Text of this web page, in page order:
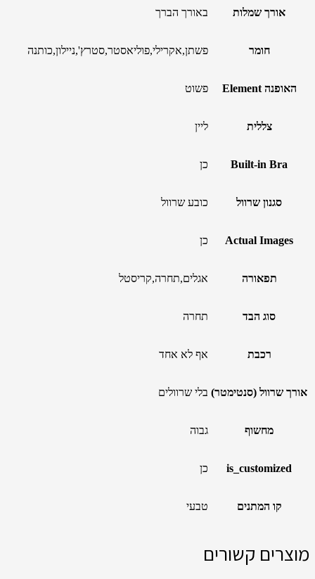
אורך שמלות באורך הברך
חומר פשתן,אקרילי,פוליאסטר,סטרץ',ניילון,כותנה
האופנה Element פשוט
צללית ליין
Built-in Bra כן
סגנון שרוול כובע שרוול
Actual Images כן
תפאורה אגלים,תחרה,קריסטל
סוג הבד תחרה
רכבת אף לא אחד
אורך שרוול (סנטימטר) בלי שרוולים
מחשוף גבוה
is_customized כן
קו המתנים טבעי
מוצרים קשורים